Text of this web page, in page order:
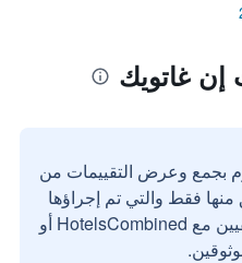
إن غاتويك
بجمع وعرض التقييمات من
فقط والتي تم إجراؤها
بواسطة مستخدمين حقيقيين مع HotelsCombined أو